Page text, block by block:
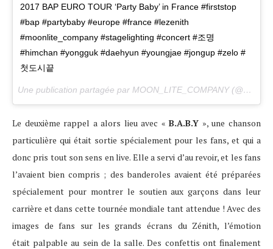
2017 BAP EURO TOUR ‘Party Baby’ in France #firststop
#bap #partybaby #europe #france #lezenith
#moonlite_company #stagelighting #concert #조명
#himchan #yongguk #daehyun #youngjae #jongup #zelo #
첫도시끝
Une publication partagée par MOON_LITE_COMPANY (@moon_lite_company) le
Le deuxième rappel a alors lieu avec «B.A.B.Y », une chanson
particulière qui était sortie spécialement pour les fans, et qui a
donc pris tout son sens en live. Elle a servi d’au revoir, et les fans
l’avaient bien compris ; des banderoles avaient été préparées
spécialement pour montrer le soutien aux garçons dans leur
carrière et dans cette tournée mondiale tant attendue ! Avec des
images de fans sur les grands écrans du Zénith, l’émotion
était palpable au sein de la salle. Des confettis ont finalement